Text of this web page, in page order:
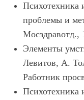
Психотехника
проблемы и
Мосздравотд.,
Элементы
Левитов, А.
Работник
Психотехника